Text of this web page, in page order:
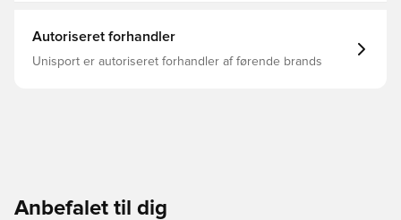
Autoriseret forhandler
Unisport er autoriseret forhandler af førende brands
Anbefalet til dig